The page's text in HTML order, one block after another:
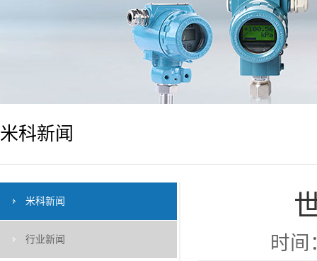
米科新闻
米科新闻
行业新闻 时间